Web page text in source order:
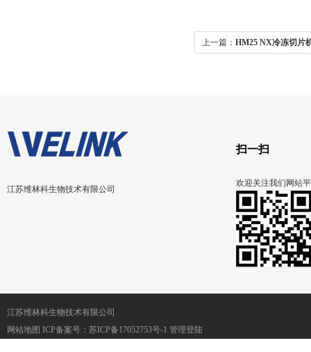
上一篇： HM25 NX冷冻切片
江苏维林科生物技术有限公司
扫一扫
欢迎关注我们网站
江苏维林科生物技术有限公司
网站地图 ICP备案号： 苏ICP备17052753号-1 管理登陆